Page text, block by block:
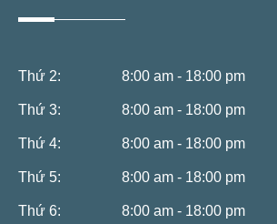
Thứ 2: 8:00 am - 18:00 pm
Thứ 3: 8:00 am - 18:00 pm
Thứ 4: 8:00 am - 18:00 pm
Thứ 5: 8:00 am - 18:00 pm
Thứ 6: 8:00 am - 18:00 pm